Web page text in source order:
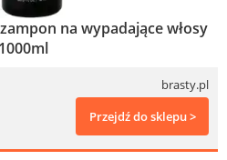
na wypadające włosy
1000ml
brasty.pl
Przejdź do sklepu >